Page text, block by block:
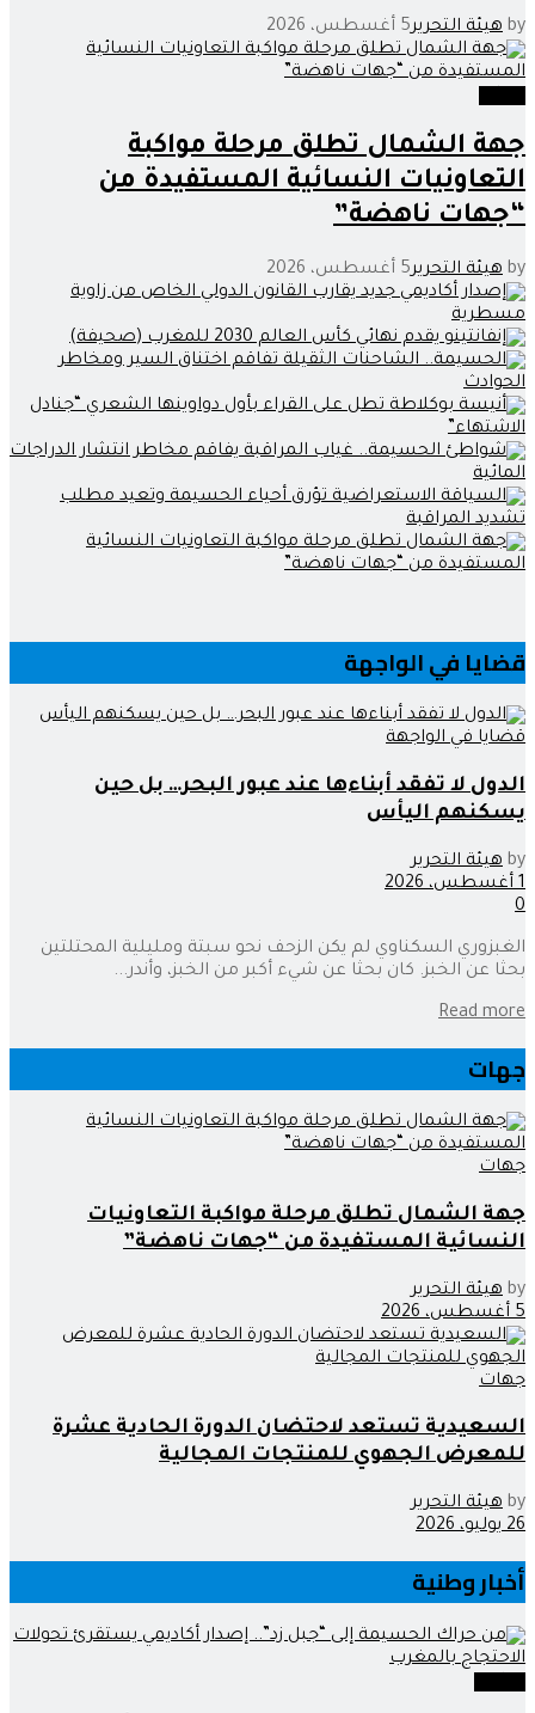
by هيئة التحرير5 أغسطس، 2026
جهة الشمال تطلق مرحلة مواكبة
التعاونيات النسائية المستفيدة من
“جهات ناهضة”
by هيئة التحرير5 أغسطس، 2026
قضايا في الواجهة
قضايا في الواجهة
الدول لا تفقد أبناءها عند عبور البحر… بل حين
يسكنهم اليأس
by هيئة التحرير
1 أغسطس، 2026
0
الغبزوري السكناوي لم يكن الزحف نحو سبتة ومليلية المحتلتين
بحثا عن الخبز. كان بحثا عن شيء أكبر من الخبز، وأندر...
Read more
جهات
جهات
جهة الشمال تطلق مرحلة مواكبة التعاونيات
النسائية المستفيدة من “جهات ناهضة”
by هيئة التحرير
5 أغسطس، 2026
جهات
السعيدية تستعد لاحتضان الدورة الحادية عشرة
للمعرض الجهوي للمنتجات المجالية
by هيئة التحرير
26 يوليو، 2026
أخبار وطنية